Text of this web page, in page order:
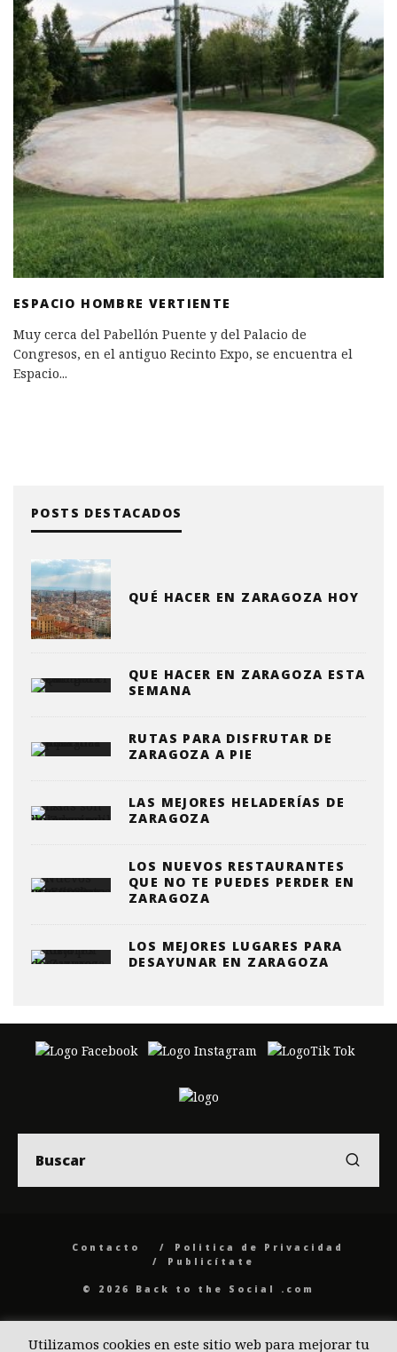
ESPACIO HOMBRE VERTIENTE
Muy cerca del Pabellón Puente y del Palacio de
Congresos, en el antiguo Recinto Expo, se encuentra el
Espacio...
POSTS DESTACADOS
QUÉ HACER EN ZARAGOZA HOY
QUE HACER EN ZARAGOZA ESTA
SEMANA
RUTAS PARA DISFRUTAR DE
ZARAGOZA A PIE
LAS MEJORES HELADERÍAS DE
ZARAGOZA
LOS NUEVOS RESTAURANTES
QUE NO TE PUEDES PERDER EN
ZARAGOZA
LOS MEJORES LUGARES PARA
DESAYUNAR EN ZARAGOZA
Contacto
Politica de Privacidad
Publicítate
© 2026 Back to the Social .com
Utilizamos cookies en este sitio web para mejorar tu